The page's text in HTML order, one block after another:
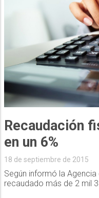
Recaudación
en un 6%
18 de septiembre de 2015
Según informó la
recaudado más de 2 mil